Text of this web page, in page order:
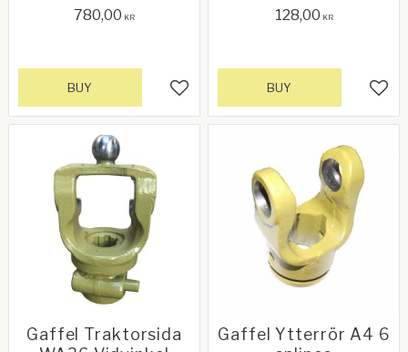
brytbult A8
780,00 KR
Add to favorites
BUY
128,00 KR
BUY
Gaffel Traktorsida
Gaffel Ytterrör A4 6